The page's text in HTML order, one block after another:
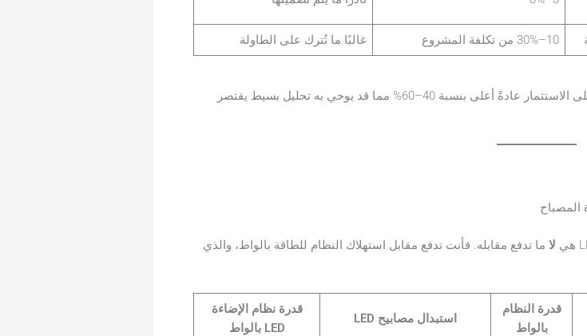
10–30% من تكلفة المشروع غالبًا ما تُترك على الطاولة
عند حساب جميع المسارات الخمسة، يكون العائد الحقيقي على الاستثمار عادةً أعلى بنسبة 40–60% مما قد يوحي به تحليل بسيط يقتصر
لا ما تدفع مقابله. فأنت تدفع مقابل استهلاك النظام للطاقة بالواط، والذي
قدرة النظام
بالواط
استبدال مصابيح LED
قدرة نظام الإضاءة
LED بالواط